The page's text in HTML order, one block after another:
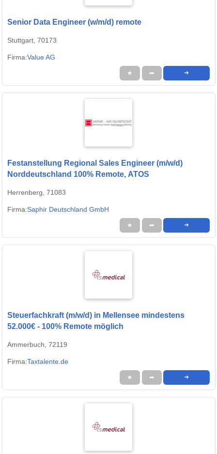
Senior Data Engineer (w/m/d) remote
Stuttgart, 70173
Firma:Value AG
★ ➦ ➜
Festanstellung Regional Sales Engineer (m/w/d)
Norddeutschland 100% Remote, ATOS
Herrenberg, 71083
Firma:Saphir Deutschland GmbH
★ ➦ ➜
Steuerfachkraft (m/w/d) in Mellensee mindestens
52.000€ - 100% Remote möglich
Ammerbuch, 72119
Firma:Taxtalente.de
★ ➦ ➜